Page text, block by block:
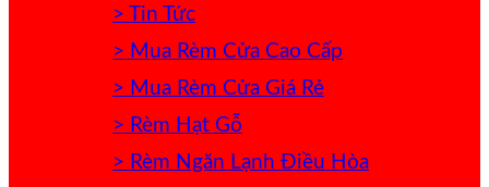
> Tin Tức
> Mua Rèm Cửa Cao Cấp
> Mua Rèm Cửa Giá Rẻ
> Rèm Hạt Gỗ
> Rèm Ngăn Lạnh Điều Hòa